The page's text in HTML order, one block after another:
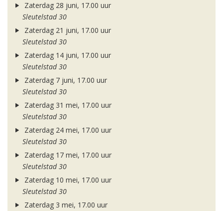
Zaterdag 28 juni, 17.00 uur
Sleutelstad 30
Zaterdag 21 juni, 17.00 uur
Sleutelstad 30
Zaterdag 14 juni, 17.00 uur
Sleutelstad 30
Zaterdag 7 juni, 17.00 uur
Sleutelstad 30
Zaterdag 31 mei, 17.00 uur
Sleutelstad 30
Zaterdag 24 mei, 17.00 uur
Sleutelstad 30
Zaterdag 17 mei, 17.00 uur
Sleutelstad 30
Zaterdag 10 mei, 17.00 uur
Sleutelstad 30
Zaterdag 3 mei, 17.00 uur